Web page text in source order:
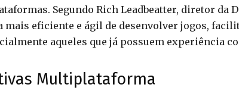
Segundo Rich Leadbeatter, diretor da
mais eficiente e ágil de desenvolver jogos,
aqueles que já possuem experiência
Multiplataforma